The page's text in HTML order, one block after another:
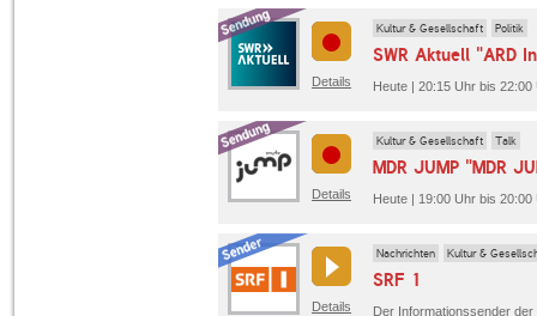
Details
Kultur & Gesellschaft Politik
SWR Aktuell "ARD
Heute | 20:15 Uhr bis 22:00
Details
Kultur & Gesellschaft Talk
MDR JUMP "MDR
Heute | 19:00 Uhr bis
Details
Nachrichten Kultur &
SRF 1